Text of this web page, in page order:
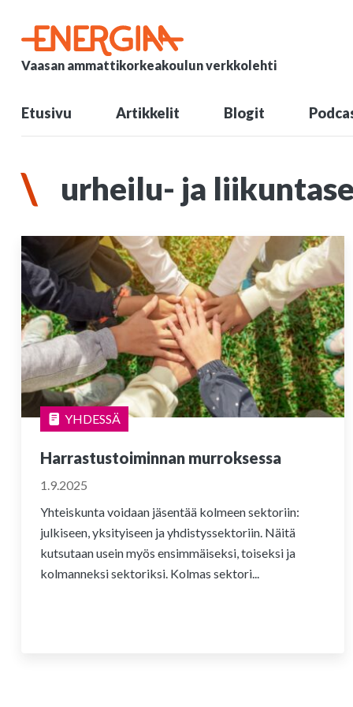
Vaasan ammattikorkeakoulun verkkolehti
Etusivu Artikkelit Blogit
urheilu- ja
YHDESSÄ
Harrastustoiminnan murroksessa
1.9.2025
Yhteiskunta voidaan jäsentää kolmeen sektoriin:
julkiseen, yksityiseen ja yhdistyssektoriin. Näitä
kutsutaan usein myös ensimmäiseksi, toiseksi ja
kolmanneksi sektoriksi. Kolmas sektori...